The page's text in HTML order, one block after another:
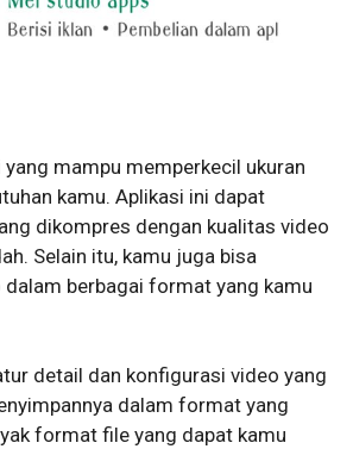
yang mampu memperkecil ukuran
kamu. Aplikasi ini dapat
dikompres dengan kualitas video
Selain itu, kamu juga bisa
dalam berbagai format yang kamu
detail dan konfigurasi video yang
dalam format yang
format file yang dapat kamu